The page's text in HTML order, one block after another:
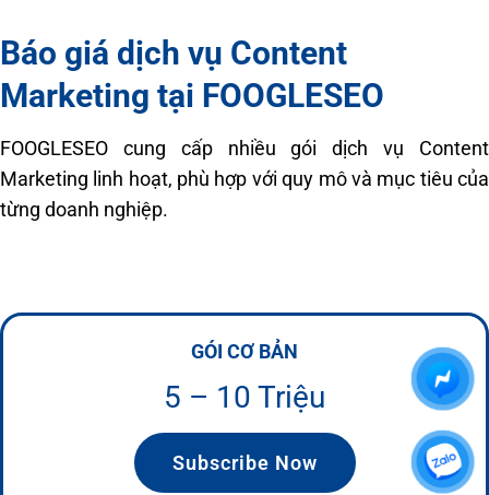
Báo giá dịch vụ Content
Marketing tại FOOGLESEO
FOOGLESEO cung cấp nhiều gói dịch vụ Content
Marketing linh hoạt, phù hợp với quy mô và mục tiêu của
từng doanh nghiệp.
GÓI CƠ BẢN
5 – 10 Triệu
Subscribe Now